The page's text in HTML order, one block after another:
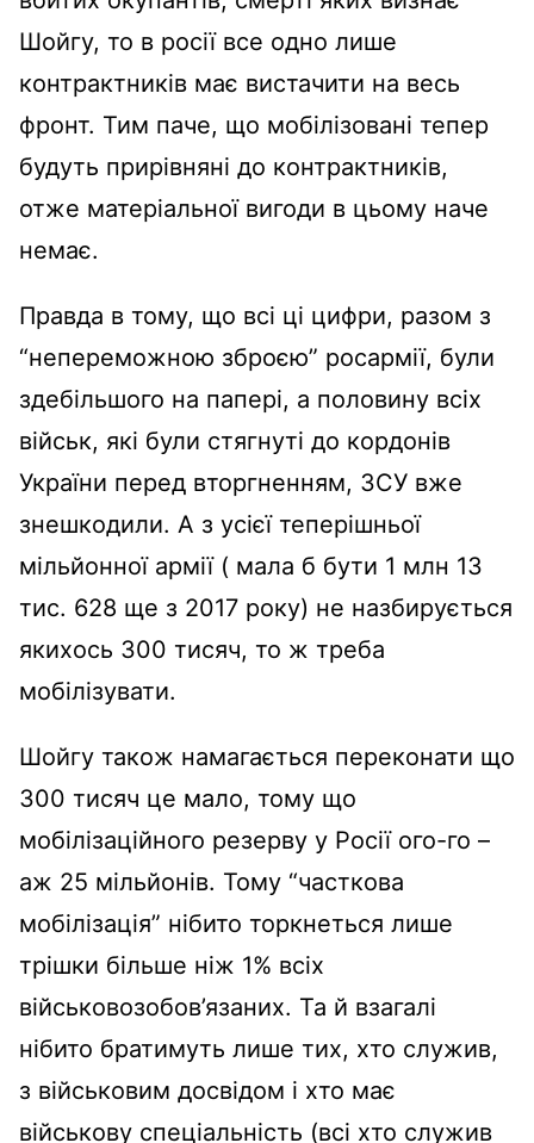
Шойгу, то в росії все одно лише
контрактників має вистачити на весь
фронт. Тим паче, що мобілізовані тепер
будуть прирівняні до контрактників,
отже матеріальної вигоди в цьому наче
немає.
Правда в тому, що всі ці цифри, разом з
“непереможною зброєю” росармії, були
здебільшого на папері, а половину всіх
військ, які були стягнуті до кордонів
України перед вторгненням, ЗСУ вже
знешкодили. А з усієї теперішньої
мільйонної армії ( мала б бути 1 млн 13
тис. 628 ще з 2017 року) не назбирується
якихось 300 тисяч, то ж треба
мобілізувати.
Шойгу також намагається переконати що
300 тисяч це мало, тому що
мобілізаційного резерву у Росії ого-го –
аж 25 мільйонів. Тому “часткова
мобілізація” нібито торкнеться лише
трішки більше ніж 1% всіх
військовозобов’язаних. Та й взагалі
нібито братимуть лише тих, хто служив,
з військовим досвідом і хто має
військову спеціальність (всі хто служив